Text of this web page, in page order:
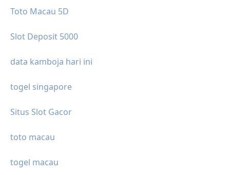
Toto Macau 5D
Slot Deposit 5000
data kamboja hari ini
togel singapore
Situs Slot Gacor
toto macau
togel macau